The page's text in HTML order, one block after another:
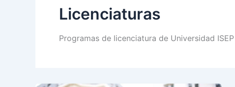
Licenciaturas
Programas de licenciatura de Universidad ISEP